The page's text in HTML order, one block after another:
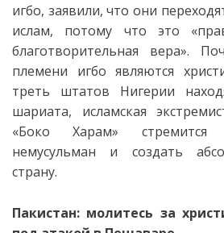
игбо, заявили, что они
ислам, потому что это
благотворительная вера».
племени игбо являются
треть штатов Нигерии
шариата, исламская
«Боко Харам» стремится
немусульман и создать
страну.
Пакистан: молитесь за